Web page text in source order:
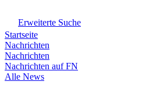
Erweiterte Suche
Startseite
Nachrichten
Nachrichten
Nachrichten auf FN
Alle News